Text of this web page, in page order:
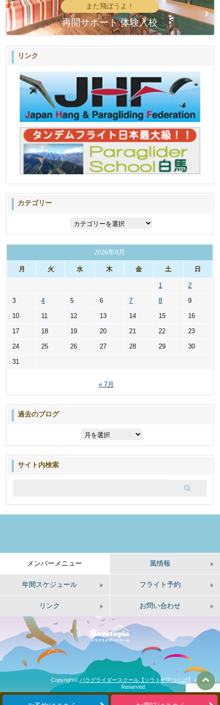
また飛ぼうよ！
再開サポート 体験入校
リンク
カテゴリー
ー
2026年8月
月 火 水 木 金 土 日
1 2
3 4 5 6 7 8 9
10 11 12 13 14 15 16
17 18 19 20 21 22 23
24 25 26 27 28 29 30
31
« 7月
過去のブログ
サイト内検索
メンバーメニュー 風情報
年間スケジュール フライト予約
リンク お問い合わせ
Copyright© パラグライダースクール【ソラトピアつくば】
All Rights
Reserved.